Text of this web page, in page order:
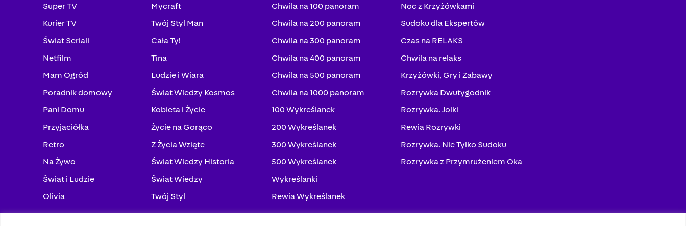
Super TV
Kurier TV
Świat Seriali
Netfilm
Mam Ogród
Poradnik domowy
Pani Domu
Przyjaciółka
Retro
Na Żywo
Świat i Ludzie
Olivia
Mycraft
Twój Styl Man
Cała Ty!
Tina
Ludzie i Wiara
Świat Wiedzy Kosmos
Kobieta i Życie
Życie na Gorąco
Z Życia Wzięte
Świat Wiedzy Historia
Świat Wiedzy
Twój Styl
Chwila na 100 panoram
Chwila na 200 panoram
Chwila na 300 panoram
Chwila na 400 panoram
Chwila na 500 panoram
Chwila na 1000 panoram
100 Wykreślanek
200 Wykreślanek
300 Wykreślanek
500 Wykreślanek
Wykreślanki
Rewia Wykreślanek
Noc z Krzyżówkami
Sudoku dla Ekspertów
Czas na RELAKS
Chwila na relaks
Krzyżówki, Gry i Zabawy
Rozrywka Dwutygodnik
Rozrywka. Jolki
Rewia Rozrywki
Rozrywka. Nie Tylko Sudoku
Rozrywka z Przymrużeniem Oka